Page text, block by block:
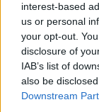
interest-based
us or personal
your opt-out.
disclosure of
IAB’s list of
also be
Downstream
Ako zabrániť
vianočného
ktoré fungujú